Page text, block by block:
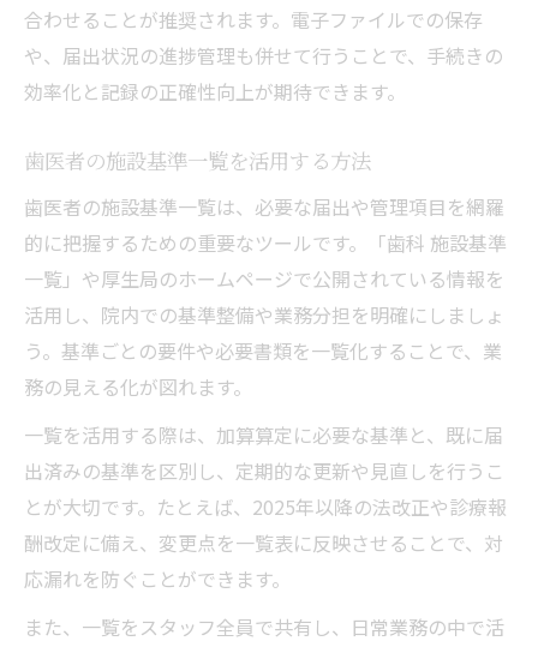
合わせることが推奨されます。電子ファイルでの保存
や、届出状況の進捗管理も併せて行うことで、手続きの
効率化と記録の正確性向上が期待できます。
歯医者の施設基準一覧を活用する方法
歯医者の施設基準一覧は、必要な届出や管理項目を網羅
的に把握するための重要なツールです。「歯科 施設基準
一覧」や厚生局のホームページで公開されている情報を
活用し、院内での基準整備や業務分担を明確にしましょ
う。基準ごとの要件や必要書類を一覧化することで、業
務の見える化が図れます。
一覧を活用する際は、加算算定に必要な基準と、既に届
出済みの基準を区別し、定期的な更新や見直しを行うこ
とが大切です。たとえば、2025年以降の法改正や診療報
酬改定に備え、変更点を一覧表に反映させることで、対
応漏れを防ぐことができます。
また、一覧をスタッフ全員で共有し、日常業務の中で活